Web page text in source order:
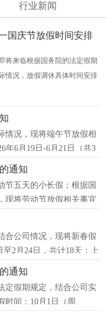
行业新闻
国庆节放假时间安排
将来临根据国务院的法定假期
情况，放假调休具体时间安排
情况，现将端午节放假相
年6月19日-6月21日（共3
通知
节五天的小长假；根据国
现将劳动节放假相关事宜
合公司情况，现将新春假
2月24日，共计18天；上
通知
定假期规定，结合公司实
时间：10月1日（周